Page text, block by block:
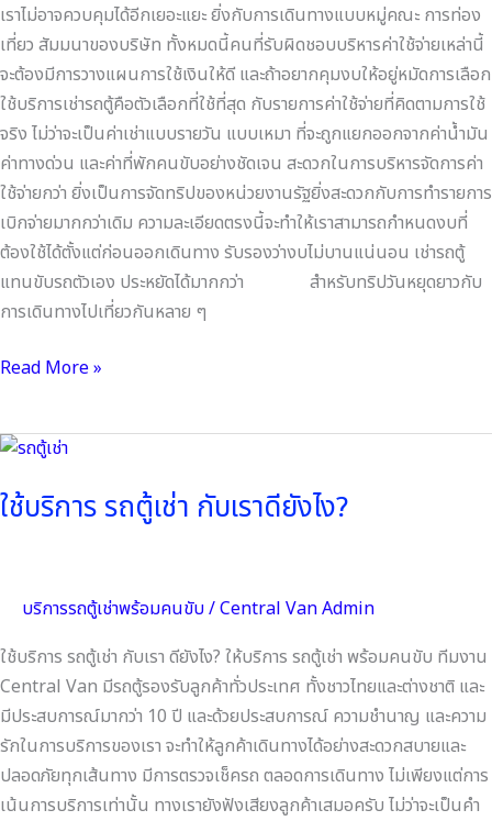
เราไม่อาจควบคุมได้อีกเยอะแยะ ยิ่งกับการเดินทางแบบหมู่คณะ การท่อง
เที่ยว สัมมนาของบริษัท ทั้งหมดนี้คนที่รับผิดชอบบริหารค่าใช้จ่ายเหล่านี้
จะต้องมีการวางแผนการใช้เงินให้ดี และถ้าอยากคุมงบให้อยู่หมัดการเลือก
ใช้บริการเช่ารถตู้คือตัวเลือกที่ใช้ที่สุด กับรายการค่าใช้จ่ายที่คิดตามการใช้
จริง ไม่ว่าจะเป็นค่าเช่าแบบรายวัน แบบเหมา ที่จะถูกแยกออกจากค่าน้ำมัน
ค่าทางด่วน และค่าที่พักคนขับอย่างชัดเจน สะดวกในการบริหารจัดการค่า
ใช้จ่ายกว่า ยิ่งเป็นการจัดทริปของหน่วยงานรัฐยิ่งสะดวกกับการทำรายการ
เบิกจ่ายมากกว่าเดิม ความละเอียดตรงนี้จะทำให้เราสามารถกำหนดงบที่
ต้องใช้ได้ตั้งแต่ก่อนออกเดินทาง รับรองว่างบไม่บานแน่นอน เช่ารถตู้
แทนขับรถตัวเอง ประหยัดได้มากกว่า สำหรับทริปวันหยุดยาวกับ
การเดินทางไปเที่ยวกันหลาย ๆ
Read More »
ใช้บริการ รถตู้เช่า กับเราดียังไง?
บริการรถตู้เช่าพร้อมคนขับ/Central Van Admin
ใช้บริการ รถตู้เช่า กับเรา ดียังไง? ให้บริการ รถตู้เช่า พร้อมคนขับ ทีมงาน
Central Van มีรถตู้รองรับลูกค้าทั่วประเทศ ทั้งชาวไทยและต่างชาติ และ
มีประสบการณ์มากว่า 10 ปี และด้วยประสบการณ์ ความชำนาญ และความ
รักในการบริการของเรา จะทำให้ลูกค้าเดินทางได้อย่างสะดวกสบายและ
ปลอดภัยทุกเส้นทาง มีการตรวจเช็ครถ ตลอดการเดินทาง ไม่เพียงแต่การ
เน้นการบริการเท่านั้น ทางเรายังฟังเสียงลูกค้าเสมอครับ ไม่ว่าจะเป็นคำ
ใช้
รถ
ดี
ยัง
ไง?